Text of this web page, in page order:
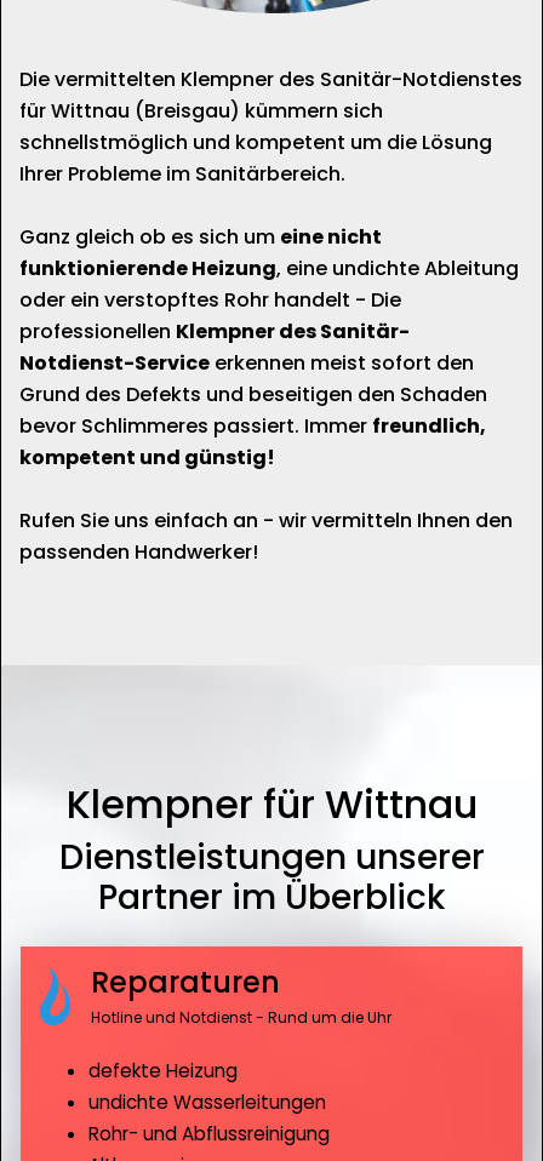
Die vermittelten Klempner des Sanitär-Notdienstes
für Wittnau (Breisgau) kümmern sich
schnellstmöglich und kompetent um die Lösung
Ihrer Probleme im Sanitärbereich.
Ganz gleich ob es sich um eine nicht
funktionierende Heizung, eine undichte Ableitung
oder ein verstopftes Rohr handelt - Die
professionellen Klempner des Sanitär-
Notdienst-Service erkennen meist sofort den
Grund des Defekts und beseitigen den Schaden
bevor Schlimmeres passiert. Immer freundlich,
kompetent und günstig!
Rufen Sie uns einfach an - wir vermitteln Ihnen den
passenden Handwerker!
Klempner für Wittnau
Dienstleistungen unserer
Partner im Überblick
Reparaturen
Hotline und Notdienst - Rund um die Uhr
defekte Heizung
undichte Wasserleitungen
Rohr- und Abflussreinigung